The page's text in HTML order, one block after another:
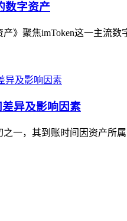
数字资产
产》聚焦imToken这一主
异及影响因素
一，其到账时间因资产